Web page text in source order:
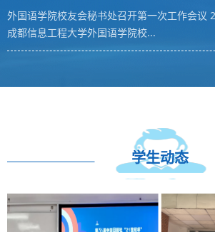
外国语学院校友会秘书处召开第一次工作会议
成都信息工程大学外国语学院校...
学生动态